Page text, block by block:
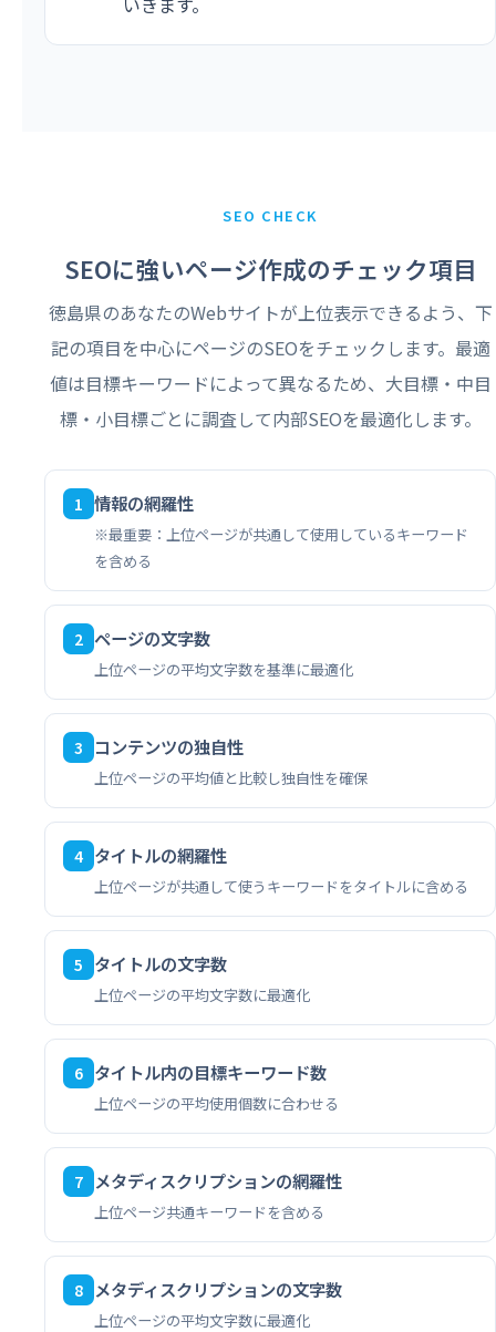
SEO CHECK
SEOに強いページ作成のチェック項目
徳島県のあなたのWebサイトが上位表示できるよう、下
記の項目を中心にページのSEOをチェックします。最適
値は目標キーワードによって異なるため、大目標・中目
標・小目標ごとに調査して内部SEOを最適化します。
1 情報の網羅性
※最重要：上位ページが共通して使用しているキーワード
を含める
2 ページの文字数
上位ページの平均文字数を基準に最適化
3 コンテンツの独自性
上位ページの平均値と比較し独自性を確保
4 タイトルの網羅性
上位ページが共通して使うキーワードをタイトルに含める
5 タイトルの文字数
上位ページの平均文字数に最適化
6 タイトル内の目標キーワード数
上位ページの平均使用個数に合わせる
7 メタディスクリプションの網羅性
上位ページ共通キーワードを含める
8 メタディスクリプションの文字数
上位ページの平均文字数に最適化